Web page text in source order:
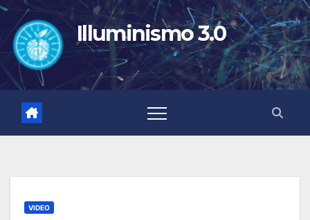
Salta
contenuto
Illuminismo 3.0
VIDEO